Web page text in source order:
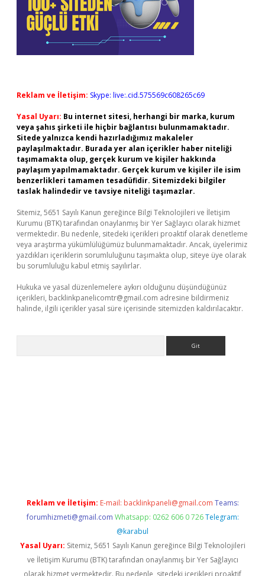
Reklam ve İletişim: Skype: live:.cid.575569c608265c69
Yasal Uyarı: Bu internet sitesi, herhangi bir marka, kurum
veya şahıs şirketi ile hiçbir bağlantısı bulunmamaktadır.
Sitede yalnızca kendi hazırladığımız makaleler
paylaşılmaktadır. Burada yer alan içerikler haber niteliği
taşımamakta olup, gerçek kurum ve kişiler hakkında
paylaşım yapılmamaktadır. Gerçek kurum ve kişiler ile isim
benzerlikleri tamamen tesadüfidir. Sitemizdeki bilgiler
taslak halindedir ve tavsiye niteliği taşımazlar.
Sitemiz, 5651 Sayılı Kanun gereğince Bilgi Teknolojileri ve İletişim
Kurumu (BTK) tarafından onaylanmış bir Yer Sağlayıcı olarak hizmet
vermektedir. Bu nedenle, sitedeki içerikleri proaktif olarak denetleme
veya araştırma yükümlülüğümüz bulunmamaktadır. Ancak, üyelerimiz
yazdıkları içeriklerin sorumluluğunu taşımakta olup, siteye üye olarak
bu sorumluluğu kabul etmiş sayılırlar.
Hukuka ve yasal düzenlemelere aykırı olduğunu düşündüğünüz
içerikleri, backlinkpanelicomtr@gmail.com adresine bildirmeniz
halinde, ilgili içerikler yasal süre içerisinde sitemizden kaldırılacaktır.
Reklam ve İletişim: E-mail: backlinkpaneli@gmail.com Teams:
forumhizmeti@gmail.com Whatsapp: 0262 606 0 726 Telegram:
@karabul
Yasal Uyarı: Sitemiz, 5651 Sayılı Kanun gereğince Bilgi Teknolojileri
ve İletişim Kurumu (BTK) tarafından onaylanmış bir Yer Sağlayıcı
olarak hizmet vermektedir. Bu nedenle, sitedeki içerikleri proaktif